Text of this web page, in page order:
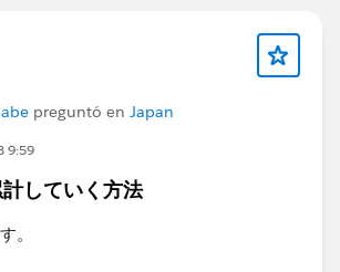
preguntó en Japan
9:59
していく方法
。